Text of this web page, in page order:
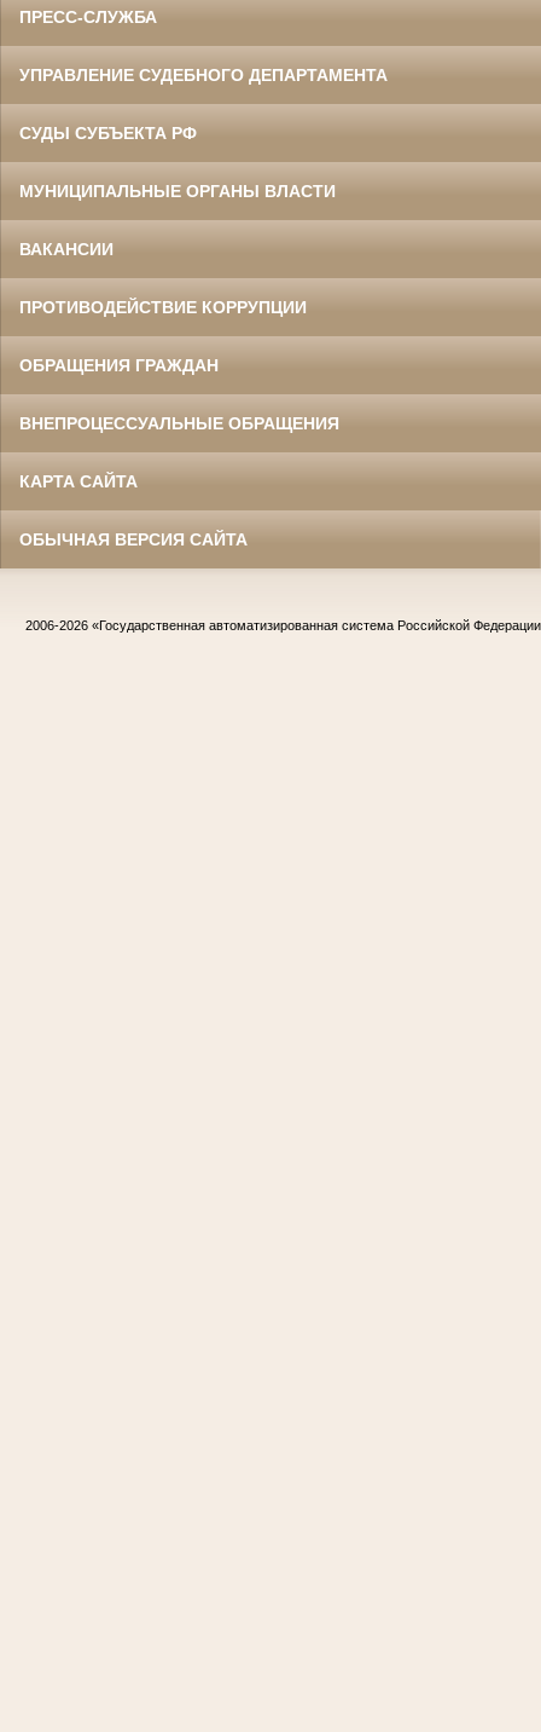
ПРЕСС-СЛУЖБА
УПРАВЛЕНИЕ СУДЕБНОГО ДЕПАРТАМЕНТА
СУДЫ СУБЪЕКТА РФ
МУНИЦИПАЛЬНЫЕ ОРГАНЫ ВЛАСТИ
ВАКАНСИИ
ПРОТИВОДЕЙСТВИЕ КОРРУПЦИИ
ОБРАЩЕНИЯ ГРАЖДАН
ВНЕПРОЦЕССУАЛЬНЫЕ ОБРАЩЕНИЯ
КАРТА САЙТА
ОБЫЧНАЯ ВЕРСИЯ САЙТА
2006-2026 «Государственная автоматизированная система Российской